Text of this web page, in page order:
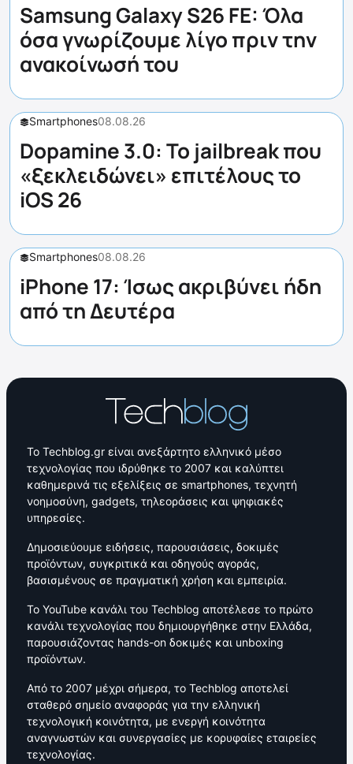
Samsung Galaxy S26 FE: Όλα
όσα γνωρίζουμε λίγο πριν την
ανακοίνωσή του
Smartphones08.08.26
Dopamine 3.0: Το jailbreak που
«ξεκλειδώνει» επιτέλους το
iOS 26
Smartphones08.08.26
iPhone 17: Ίσως ακριβύνει ήδη
από τη Δευτέρα
Το Techblog.gr είναι ανεξάρτητο ελληνικό μέσο
τεχνολογίας που ιδρύθηκε το 2007 και καλύπτει
καθημερινά τις εξελίξεις σε smartphones, τεχνητή
νοημοσύνη, gadgets, τηλεοράσεις και ψηφιακές
υπηρεσίες.
Δημοσιεύουμε ειδήσεις, παρουσιάσεις, δοκιμές
προϊόντων, συγκριτικά και οδηγούς αγοράς,
βασισμένους σε πραγματική χρήση και εμπειρία.
Το YouTube κανάλι του Techblog αποτέλεσε το πρώτο
κανάλι τεχνολογίας που δημιουργήθηκε στην Ελλάδα,
παρουσιάζοντας hands-on δοκιμές και unboxing
προϊόντων.
Από το 2007 μέχρι σήμερα, το Techblog αποτελεί
σταθερό σημείο αναφοράς για την ελληνική
τεχνολογική κοινότητα, με ενεργή κοινότητα
αναγνωστών και συνεργασίες με κορυφαίες εταιρείες
τεχνολογίας.